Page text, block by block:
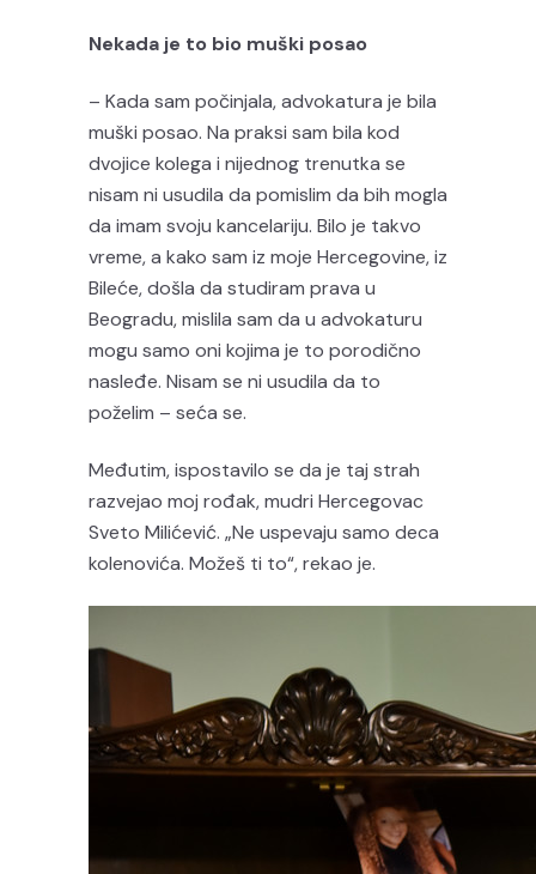
Nekada je to bio muški posao
– Kada sam počinjala, advokatura je bila
muški posao. Na praksi sam bila kod
dvojice kolega i nijednog trenutka se
nisam ni usudila da pomislim da bih mogla
da imam svoju kancelariju. Bilo je takvo
vreme, a kako sam iz moje Hercegovine, iz
Bileće, došla da studiram prava u
Beogradu, mislila sam da u advokaturu
mogu samo oni kojima je to porodično
nasleđe. Nisam se ni usudila da to
poželim – seća se.
Međutim, ispostavilo se da je taj strah
razvejao moj rođak, mudri Hercegovac
Sveto Milićević. „Ne uspevaju samo deca
kolenovića. Možeš ti to“, rekao je.